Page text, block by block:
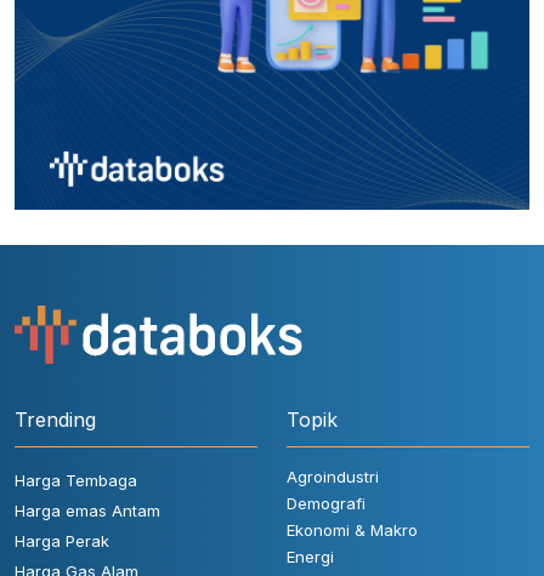
Trending
Harga Tembaga
Harga emas Antam
Harga Perak
Harga Gas Alam
Topik
Agroindustri
Demografi
Ekonomi & Makro
Energi